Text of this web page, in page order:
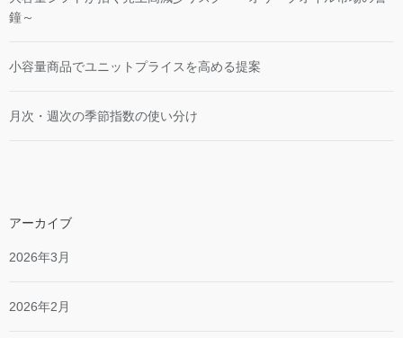
鐘～
小容量商品でユニットプライスを高める提案
月次・週次の季節指数の使い分け
アーカイブ
2026年3月
2026年2月